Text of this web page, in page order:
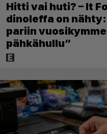
Hitti vai huti? – It
dinoleffa on
pariin
pähkähullu”